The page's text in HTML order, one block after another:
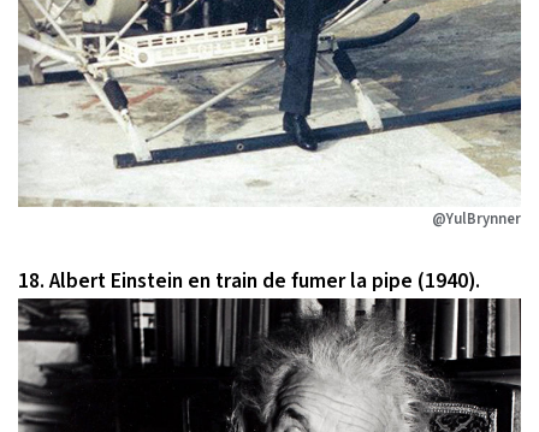
@YulBrynner
18. Albert Einstein en train de fumer la pipe (1940).